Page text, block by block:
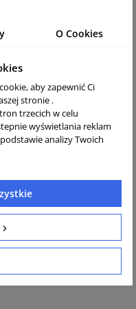
temu operator może
pokręteł.
filtra powietrza
jeden zbiornik paliwa
pracy. W ten sposób
z uzupełnianiem
długie okresy
Wacker DPU 110
m
O Cookies
aby zapewnić Ci
stronie .
trzecich w celu
wyświetlania reklam
analizy Twoich